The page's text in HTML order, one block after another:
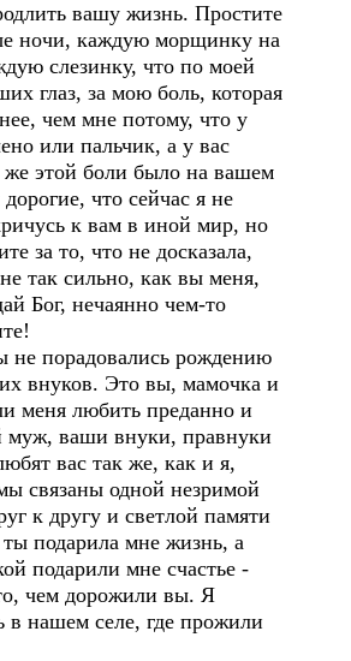
вашу жизнь. Простите
ночи, каждую морщинку на
слезинку, что по моей
глаз, за мою боль, которая
чем мне потому, что у
или пальчик, а у вас
же этой боли было на вашем
что сейчас я не
к вам в иной мир, но
за то, что не досказала,
так сильно, как вы меня,
Бог, нечаянно чем-то
не порадовались рождению
внуков. Это вы, мамочка и
меня любить преданно и
муж, ваши внуки, правнуки
вас так же, как и я,
связаны одной незримой
к другу и светлой памяти
подарила мне жизнь, а
подарили мне счастье -
чем дорожили вы. Я
нашем селе, где прожили